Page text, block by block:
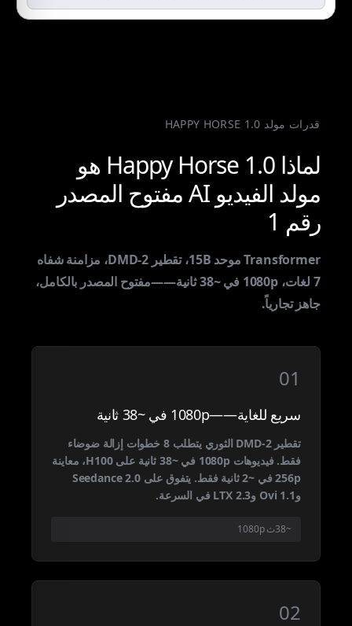
قدرات مولد HAPPY HORSE 1.0
لماذا Happy Horse 1.0 هو
مولد الفيديو AI مفتوح المصدر
رقم 1
Transformer موحد 15B، تقطير DMD-2، مزامنة شفاه
7 لغات، 1080p في ~38 ثانية——مفتوح المصدر بالكامل،
جاهز تجارياً.
01
سريع للغاية——1080p في ~38 ثانية
تقطير DMD-2 الثوري يتطلب 8 خطوات إزالة ضوضاء
فقط. فيديوهات 1080p في ~38 ثانية على H100، معاينة
256p في ~2 ثانية فقط. يتفوق على Seedance 2.0
وOvi 1.1 وLTX 2.3 في السرعة.
~38ث 1080p
02